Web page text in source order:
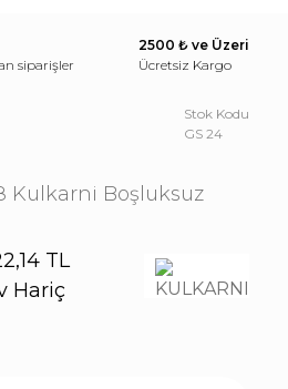
siparişler
2500 ₺ ve Üzeri
Ücretsiz Kargo
Stok Kodu
GS 24
Kulkarni Boşluksuz
TL
Hariç